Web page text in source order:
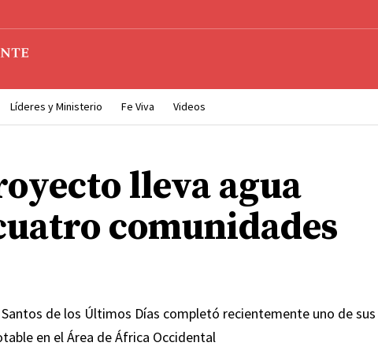
Líderes y Ministerio Fe Viva Videos
lleva agua
comunidades
de los Últimos Días completó recientemente uno de sus
en el Área de África Occidental